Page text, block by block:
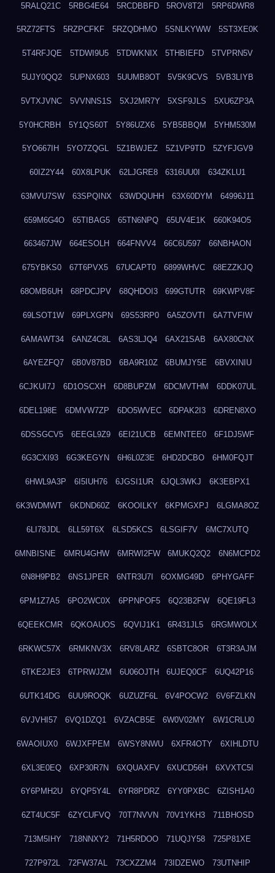
5RALQ21C 5RBG4E64 5RCDBBFD 5ROV8T2I 5RP6DWR8
5RZ72FTS 5RZPCFKF 5RZQDHMO 5SNLKYWW 5ST3XE0K
5T4RFJQE 5TDWI9U5 5TDWKNIX 5THBIEFD 5TVPRN5V
5UJY0QQ2 5UPNX603 5UUMB8OT 5V5K9CVS 5VB3LIYB
5VTXJVNC 5VVNNS1S 5XJ2MR7Y 5XSF9JLS 5XU6ZP3A
5Y0HCRBH 5Y1QS60T 5Y86UZX6 5YB5BBQM 5YHM530M
5YO667IH 5YO7ZQGL 5Z1BWJEZ 5Z1VP9TD 5ZYFJGV9
60IZ2Y44 60X8LPUK 62LJGRE8 6316UU0I 634ZKLU1
63MVU7SW 63SPQINX 63WDQUHH 63X60DYM 64996J11
659M6G4O 65TIBAG5 65TN6NPQ 65UV4E1K 660K94O5
663467JW 664ESOLH 664FNVV4 66C6U597 66NBHAON
675YBKS0 67T6PVX5 67UCAPT0 6899WHVC 68EZZKJQ
68OMB6UH 68PDCJPV 68QHDOI3 699GTUTR 69KWPV8F
69LSOT1W 69PLXGPN 69S53RP0 6A5ZOVTI 6A7TVFIW
6AMAWT34 6ANZ4C8L 6AS3LJQ4 6AX21SAB 6AX80CNX
6AYEZFQ7 6B0V87BD 6BA9R10Z 6BUMJY5E 6BVXINIU
6CJKUI7J 6D1OSCXH 6D8BUPZM 6DCMVTHM 6DDK07UL
6DEL198E 6DMVW7ZP 6DO5WVEC 6DPAK2I3 6DREN8XO
6DSSGCV5 6EEGL9Z9 6EI21UCB 6EMNTEE0 6F1DJ5WF
6G3CXI93 6G3KEGYN 6H6L0Z3E 6HD2DCBO 6HM0FQJT
6HWL9A3P 6I5IUH76 6JGSI1UR 6JQL3WKJ 6K3EBPX1
6K3WDMWT 6KDND60Z 6KOOILKY 6KPMGXPJ 6LGMA8OZ
6LI78JDL 6LL59T6X 6LSD5KCS 6LSGIF7V 6MC7XUTQ
6MNBISNE 6MRU4GHW 6MRWI2FW 6MUKQ2Q2 6N6MCPD2
6N8H9PB2 6NS1JPER 6NTR3U7I 6OXMG49D 6PHYGAFF
6PM1Z7A5 6PO2WC0X 6PPNPOF5 6Q23B2FW 6QE19FL3
6QEEKCMR 6QKOAUOS 6QVIJ1K1 6R431JL5 6RGMWOLX
6RKWC57X 6RMKNV3X 6RV8LARZ 6SBTC8OR 6T3R3AJM
6TKE2JE3 6TPRWJZM 6U06OJTH 6UJEQ0CF 6UQ42P16
6UTK14DG 6UU9ROQK 6UZUZF6L 6V4POCW2 6V6FZLKN
6VJVHI57 6VQ1DZQ1 6VZACB5E 6W0V02MY 6W1CRLU0
6WAOIUX0 6WJXFPEM 6WSY8NWU 6XFR4OTY 6XIHLDTU
6XL3E0EQ 6XP30R7N 6XQUAXFV 6XUCD56H 6XVXTC5I
6Y6PMH2U 6YQP5Y4L 6YR8PDRZ 6YY0PXBC 6ZISH1A0
6ZT4UC5F 6ZYCUFVQ 70T7NVVN 70V1YKH3 711BHOSD
713M5IHY 718NNXY2 71H5RDOO 71UQJY58 725P81XE
727P972L 72FW37AL 73CXZZM4 73IDZEWO 73UTNHIP